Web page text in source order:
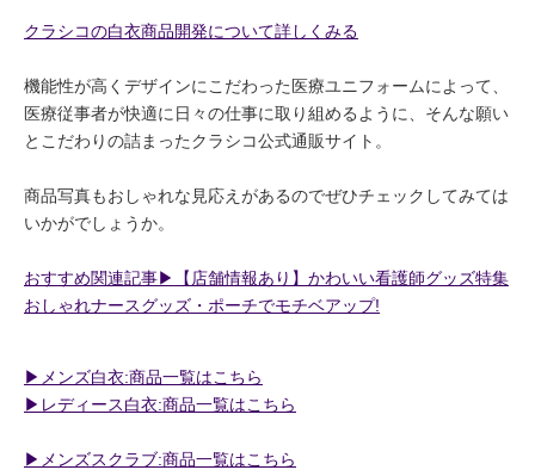
クラシコの白衣商品開発について詳しくみる
機能性が高くデザインにこだわった医療ユニフォームによって、
医療従事者が快適に日々の仕事に取り組めるように、そんな願い
とこだわりの詰まったクラシコ公式通販サイト。
商品写真もおしゃれな見応えがあるのでぜひチェックしてみては
いかがでしょうか。
おすすめ関連記事▶︎【店舗情報あり】かわいい看護師グッズ特集
おしゃれナースグッズ・ポーチでモチベアップ!
▶︎メンズ白衣:商品一覧はこちら
▶︎レディース白衣:商品一覧はこちら
▶︎メンズスクラブ:商品一覧はこちら